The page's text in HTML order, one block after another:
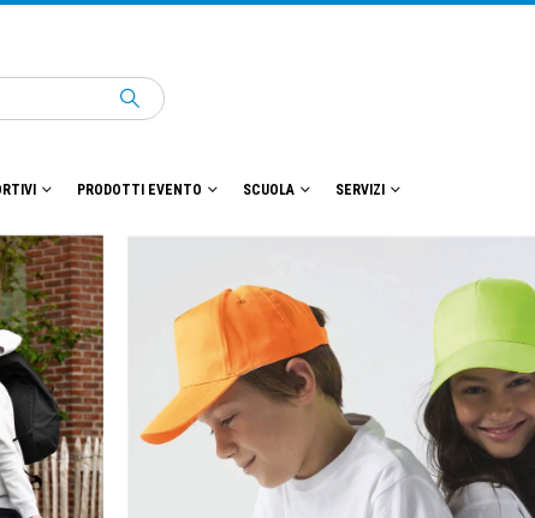
PRODOTTI EVENTO SCUOLA SERVIZI